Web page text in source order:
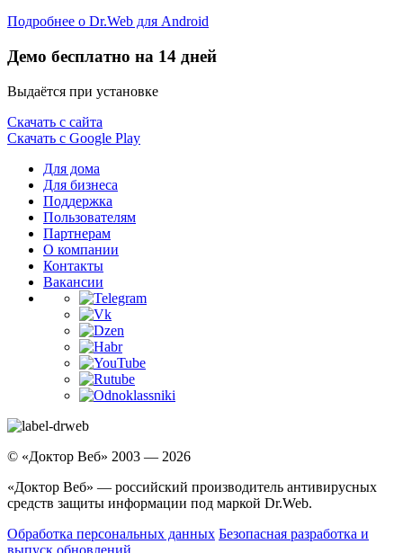
Подробнее о Dr.Web для Android
Демо бесплатно на 14 дней
Выдаётся при установке
Скачать с сайта
Скачать с Google Play
Для дома
Для бизнеса
Поддержка
Пользователям
Партнерам
О компании
Контакты
Вакансии
© «Доктор Веб» 2003 — 2026
«Доктор Веб» — российский производитель антивирусных
средств защиты информации под маркой Dr.Web.
Обработка персональных данных Безопасная разработка и
выпуск обновлений